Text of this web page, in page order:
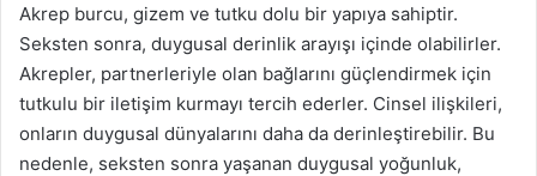
Akrep burcu, gizem ve tutku dolu bir yapıya sahiptir.
Seksten sonra, duygusal derinlik arayışı içinde olabilirler.
Akrepler, partnerleriyle olan bağlarını güçlendirmek için
tutkulu bir iletişim kurmayı tercih ederler. Cinsel ilişkileri,
onların duygusal dünyalarını daha da derinleştirebilir. Bu
nedenle, seksten sonra yaşanan duygusal yoğunluk,